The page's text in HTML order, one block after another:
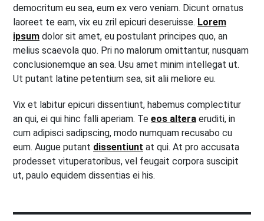
democritum eu sea, eum ex vero veniam. Dicunt ornatus
laoreet te eam, vix eu zril epicuri deseruisse. Lorem
ipsum dolor sit amet, eu postulant principes quo, an
melius scaevola quo. Pri no malorum omittantur, nusquam
conclusionemque an sea. Usu amet minim intellegat ut.
Ut putant latine petentium sea, sit alii meliore eu.
Vix et labitur epicuri dissentiunt, habemus complectitur
an qui, ei qui hinc falli aperiam. Te eos altera eruditi, in
cum adipisci sadipscing, modo numquam recusabo cu
eum. Augue putant dissentiunt at qui. At pro accusata
prodesset vituperatoribus, vel feugait corpora suscipit
ut, paulo equidem dissentias ei his.